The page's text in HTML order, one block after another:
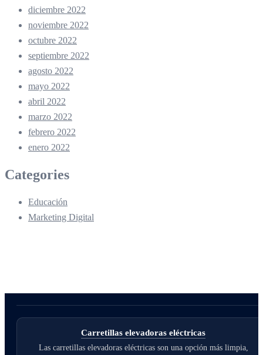
diciembre 2022
noviembre 2022
octubre 2022
septiembre 2022
agosto 2022
mayo 2022
abril 2022
marzo 2022
febrero 2022
enero 2022
Categories
Educación
Marketing Digital
Carretillas elevadoras eléctricas
Las carretillas elevadoras eléctricas son una opción más limpia,